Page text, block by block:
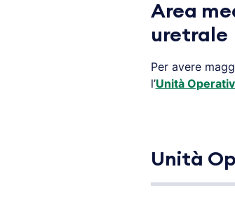
Area
uretrale
Per avere
l’Unità
Unità